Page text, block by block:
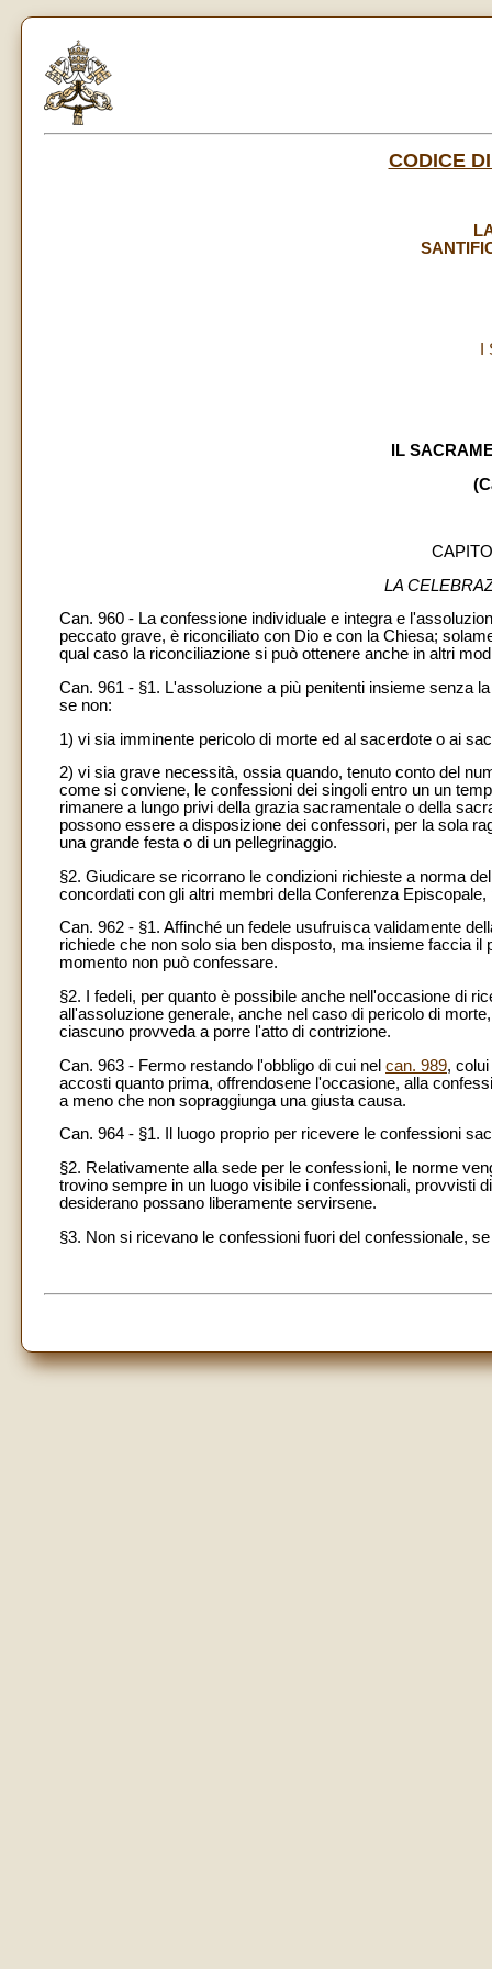
CODICE
IL
LA
Can. 960 - La confessione individuale e integra e
peccato grave, è riconciliato con Dio e con la Chiesa;
qual caso la riconciliazione si può ottenere anche in altri
Can. 961 - §1. L'assoluzione a più penitenti insieme senza
se non:
1) vi sia imminente pericolo di morte ed al sacerdote o ai
2) vi sia grave necessità, ossia quando, tenuto conto del
come si conviene, le confessioni dei singoli entro un un
rimanere a lungo privi della grazia sacramentale o della
possono essere a disposizione dei confessori, per la sola
una grande festa o di un pellegrinaggio.
§2. Giudicare se ricorrano le condizioni richieste a norma
concordati con gli altri membri della Conferenza
Can. 962 - §1. Affinché un fedele usufruisca validamente
richiede che non solo sia ben disposto, ma insieme faccia
momento non può confessare.
§2. I fedeli, per quanto è possibile anche nell'occasione di
all'assoluzione generale, anche nel caso di pericolo di
ciascuno provveda a porre l'atto di contrizione.
Can. 963 - Fermo restando l'obbligo di cui nel can. 989,
accosti quanto prima, offrendosene l'occasione, alla
a meno che non sopraggiunga una giusta causa.
Can. 964 - §1. Il luogo proprio per ricevere le confessioni
§2. Relativamente alla sede per le confessioni, le norme
trovino sempre in un luogo visibile i confessionali, provvisti
desiderano possano liberamente servirsene.
§3. Non si ricevano le confessioni fuori del confessionale,